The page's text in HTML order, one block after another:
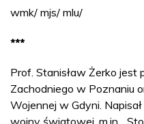
wmk/ mjs/ mlu/
***
Prof. Stanisław Żerko jest
Zachodniego w Poznaniu
Wojennej w Gdyni.
wojny światowej, m.in.